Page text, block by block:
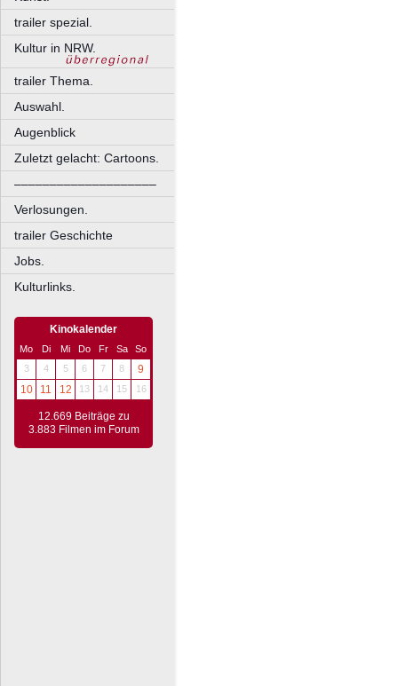
trailer spezial.
Kultur in NRW.
trailer Thema.
Auswahl.
Augenblick
Zuletzt gelacht: Cartoons.
––––––––––––––––––––
Verlosungen.
trailer Geschichte
Jobs.
Kulturlinks.
Kinokalender
Mo Di Mi Do Fr Sa
So
3
4 5 6 7 8
9
10
11 12 13 14 15 16
12.669 Beiträge zu
3.883 Filmen im Forum